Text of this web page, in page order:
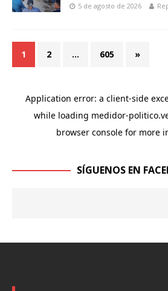
5 de agosto de 2026
1 2 … 605 »
SÍGUENOS EN